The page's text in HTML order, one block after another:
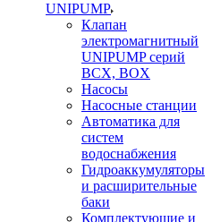
UNIPUMP
Клапан
электромагнитный
UNIPUMP серий
BCX, BOX
Насосы
Насосные станции
Автоматика для
систем
водоснабжения
Гидроаккумуляторы
и расширительные
баки
Комплектующие и